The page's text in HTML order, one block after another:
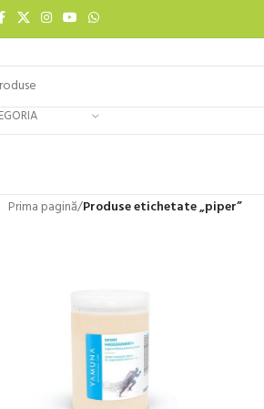
Prima pagină/Produse etichetate „piper”